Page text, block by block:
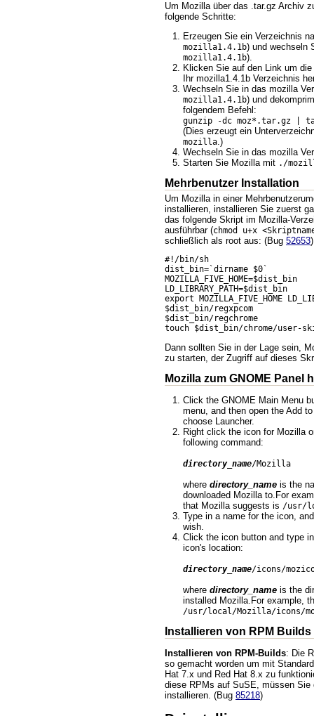
Um Mozilla über das .tar.gz Archiv
folgende Schritte:
Erzeugen Sie ein Verzeichnis
mozilla1.4.1b) und wechseln
mozilla1.4.1b).
Klicken Sie auf den Link um
Ihr mozilla1.4.1b Verzeichnis
Wechseln Sie in das mozilla
mozilla1.4.1b) und
folgendem Befehl:
gunzip -dc moz*.tar.gz |
(Dies erzeugt ein
mozilla.)
Wechseln Sie in das mozilla
Starten Sie Mozilla mit ./
Mehrbenutzer Installation
Um Mozilla in einer
installieren, installieren Sie zuerst
das folgende Skript im Mozilla-
ausführbar (chmod u+x
schließlich als root aus: (Bug 52653)
#!/bin/sh
dist_bin=`dirname $0`
MOZILLA_FIVE_HOME=$dist_bin
LD_LIBRARY_PATH=$dist_bin
export MOZILLA_FIVE_HOME
$dist_bin/regxpcom
$dist_bin/regchrome
Dann sollten Sie in der Lage sein,
zu starten, der Zugriff auf dieses
Mozilla zum GNOME Panel
Click the GNOME Main Menu
menu, and then open the Add
choose Launcher.
Right click the icon for Mozilla
following command:
directory_name/Mozilla
where directory_name is the
downloaded Mozilla to.For
that Mozilla suggests is /usr/
Type in a name for the icon,
wish.
Click the icon button and type
icon's location:
directory_name/icons/
where directory_name is the
installed Mozilla.For example,
/usr/local/Mozilla/icons/
Installieren von RPM Builds
Installieren von RPM-Builds: Die
so gemacht worden um mit
Hat 7.x und Red Hat 8.x zu
diese RPMs auf SuSE, müssen
installieren. (Bug 85218)